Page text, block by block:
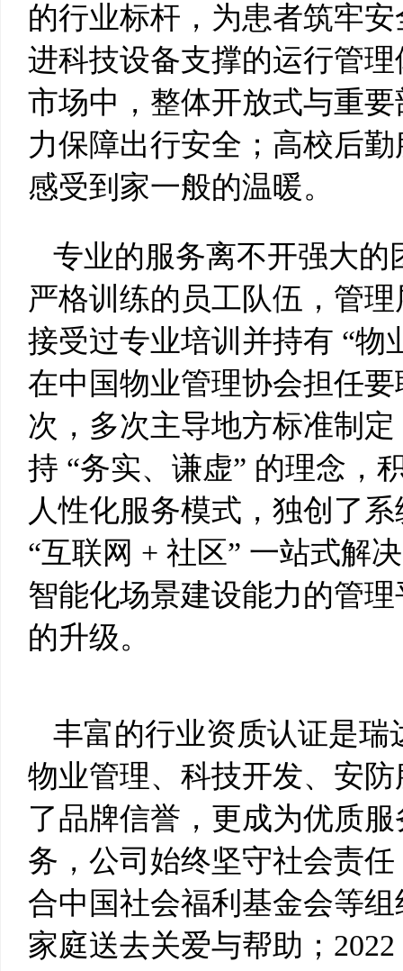
的行业标杆，为患者筑牢
进科技设备支撑的运行管
市场中，整体开放式与重
力保障出行安全；高校后
感受到家一般的温暖。
专业的服务离不开强大
严格训练的员工队伍，管
接受过专业培训并持有 “物
在中国物业管理协会担任
次，多次主导地方标准制
持 “务实、谦虚” 的理念，
人性化服务模式，独创了
“互联网 + 社区” 一站式解
智能化场景建设能力的管
的升级。
丰富的行业资质认证是
物业管理、科技开发、安
了品牌信誉，更成为优质
务，公司始终坚守社会责
合中国社会福利基金会等
家庭送去关爱与帮助；